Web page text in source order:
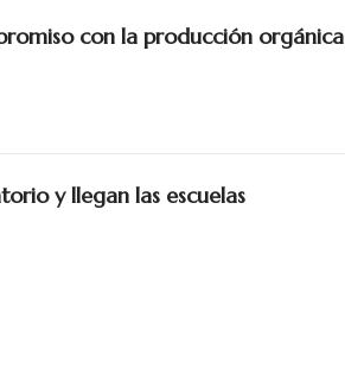
con la producción orgánica
y llegan las escuelas